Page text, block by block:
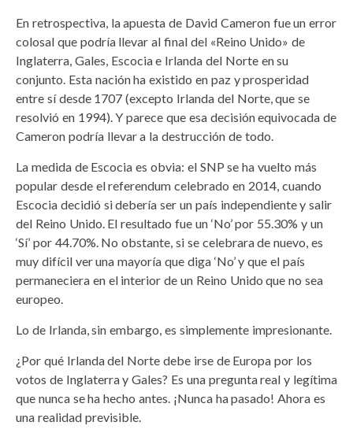
En retrospectiva, la apuesta de David Cameron fue un error
colosal que podría llevar al final del «Reino Unido» de
Inglaterra, Gales, Escocia e Irlanda del Norte en su
conjunto. Esta nación ha existido en paz y prosperidad
entre sí desde 1707 (excepto Irlanda del Norte, que se
resolvió en 1994). Y parece que esa decisión equivocada de
Cameron podría llevar a la destrucción de todo.
La medida de Escocia es obvia: el SNP se ha vuelto más
popular desde el referendum celebrado en 2014, cuando
Escocia decidió si debería ser un país independiente y salir
del Reino Unido. El resultado fue un ‘No’ por 55.30% y un
‘Sí’ por 44.70%. No obstante, si se celebrara de nuevo, es
muy difícil ver una mayoría que diga ‘No’ y que el país
permaneciera en el interior de un Reino Unido que no sea
europeo.
Lo de Irlanda, sin embargo, es simplemente impresionante.
¿Por qué Irlanda del Norte debe irse de Europa por los
votos de Inglaterra y Gales? Es una pregunta real y legítima
que nunca se ha hecho antes. ¡Nunca ha pasado! Ahora es
una realidad previsible.